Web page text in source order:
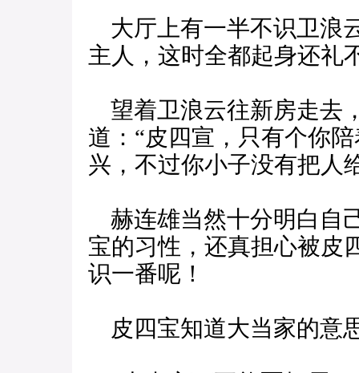
大厅上有一半不识卫浪
主人，这时全都起身还礼
望着卫浪云往新房走去
道：“皮四宣，只有个你
兴，不过你小子没有把人
赫连雄当然十分明白自
宝的习性，还真担心被皮
识一番呢！
皮四宝知道大当家的意